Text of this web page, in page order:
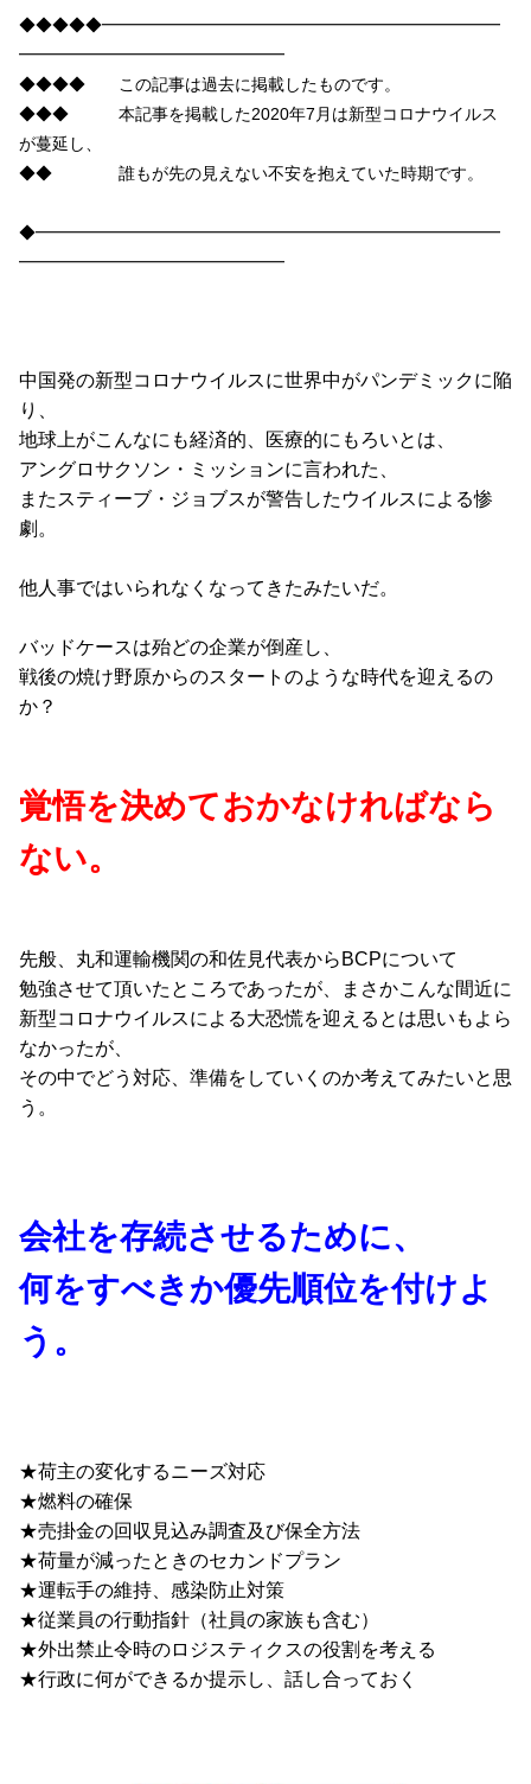
◆◆◆◆◆━━━━━━━━━━━━━━━━━━━━━━━━
━━━━━━━━━━━━━━━━
◆◆◆◆ この記事は過去に掲載したものです。
◆◆◆ 本記事を掲載した2020年7月は新型コロナウイルス
が蔓延し、
◆◆ 誰もが先の見えない不安を抱えていた時期です。
◆━━━━━━━━━━━━━━━━━━━━━━━━━━━━
━━━━━━━━━━━━━━━━
中国発の新型コロナウイルスに世界中がパンデミックに陥
り、
地球上がこんなにも経済的、医療的にもろいとは、
アングロサクソン・ミッションに言われた、
またスティーブ・ジョブスが警告したウイルスによる惨
劇。
他人事ではいられなくなってきたみたいだ。
バッドケースは殆どの企業が倒産し、
戦後の焼け野原からのスタートのような時代を迎えるの
か？
覚悟を決めておかなければなら
ない。
先般、丸和運輸機関の和佐見代表からBCPについて
勉強させて頂いたところであったが、まさかこんな間近に
新型コロナウイルスによる大恐慌を迎えるとは思いもよら
なかったが、
その中でどう対応、準備をしていくのか考えてみたいと思
う。
会社を存続させるために、
何をすべきか優先順位を付けよ
う。
★荷主の変化するニーズ対応
★燃料の確保
★売掛金の回収見込み調査及び保全方法
★荷量が減ったときのセカンドプラン
★運転手の維持、感染防止対策
★従業員の行動指針（社員の家族も含む）
★外出禁止令時のロジスティクスの役割を考える
★行政に何ができるか提示し、話し合っておく